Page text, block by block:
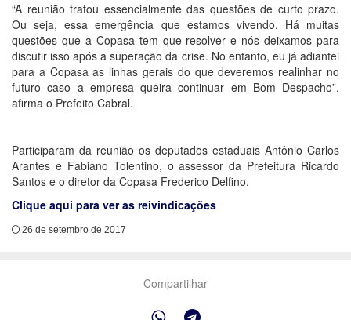
“A reunião tratou essencialmente das questões de curto prazo.
Ou seja, essa emergência que estamos vivendo. Há muitas
questões que a Copasa tem que resolver e nós deixamos para
discutir isso após a superação da crise. No entanto, eu já adiantei
para a Copasa as linhas gerais do que deveremos realinhar no
futuro caso a empresa queira continuar em Bom Despacho”,
afirma o Prefeito Cabral.
Participaram da reunião os deputados estaduais Antônio Carlos
Arantes e Fabiano Tolentino, o assessor da Prefeitura Ricardo
Santos e o diretor da Copasa Frederico Delfino.
Clique aqui para ver as reivindicações
26 de setembro de 2017
Compartilhar